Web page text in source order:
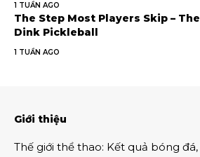
1 TUẦN AGO
The Step Most Players Skip – The
Dink Pickleball
1 TUẦN AGO
Giới thiệu
Thế giới thể thao: Kết quả bóng đá,